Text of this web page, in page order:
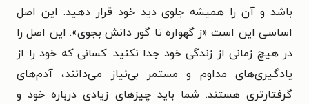
باشد و آن را همیشه جلوی دید خود قرار دهید. این اصل
اساسی این است «ز گهواره تا گور دانش بجوی». این اصل را
در هیچ زمانی از زندگی خود جدا نکنید. کسانی که خود را از
یادگیری‌های مداوم و مستمر بی‌نیاز می‌دانند،‌ آدم‌های
گرفتارتری هستند. شما باید چیزهای زیادی درباره خود و